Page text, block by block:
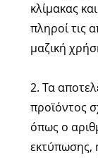
κλίμακας
πληροί τις
μαζική
2. Τα
προϊόντος
όπως ο
εκτύπωσης,